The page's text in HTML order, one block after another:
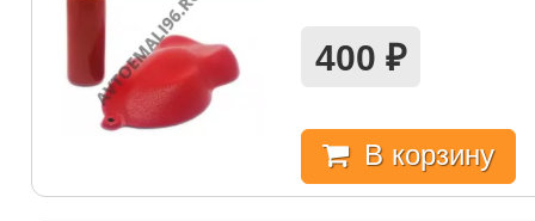
400 ₽
В корзину